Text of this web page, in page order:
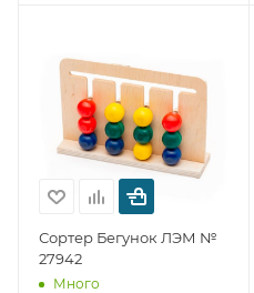
Сортер Бегунок ЛЭМ №
27942
Много